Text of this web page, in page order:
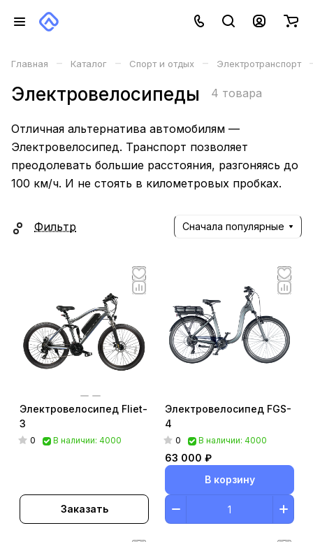
Главная – Каталог – Спорт и отдых – Электротранспорт
Электровелосипеды 4 товара
Отличная альтернатива автомобилям —
Электровелосипед. Транспорт позволяет
преодолевать большие расстояния, разгоняясь до
100 км/ч. И не стоять в километровых пробках.
Фильтр Сначала популярные
Электровелосипед Fliet-
3
0 В наличии: 4000
Заказать
Электровелосипед FGS-
4
0 В наличии: 4000
63 000 ₽
В корзину